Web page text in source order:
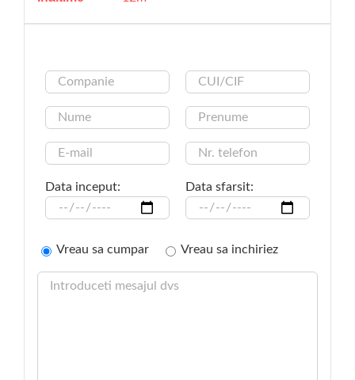
Data inceput: Data sfarsit:
Vreau sa cumpar Vreau sa inchiriez